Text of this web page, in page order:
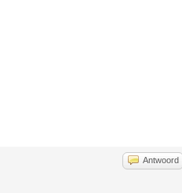
Antwoord